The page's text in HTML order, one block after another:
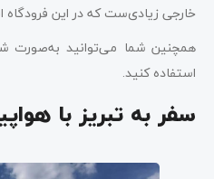
خارجی زیادی‌ست که در این فرودگاه
همچنین شما می‌توانید به‌صورت
استفاده کنید.
سفر به تبریز با